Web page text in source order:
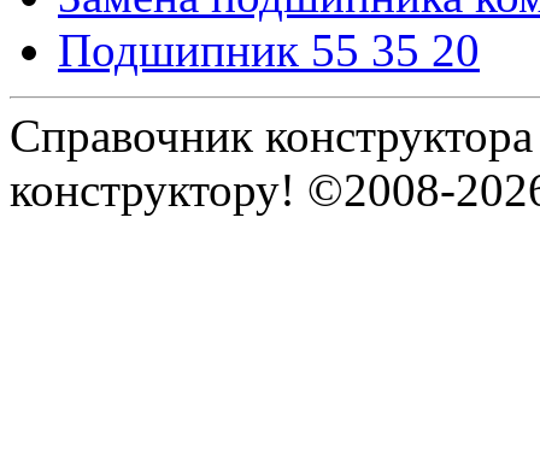
Подшипник 55 35 20
Справочник
конструктору! ©2008-